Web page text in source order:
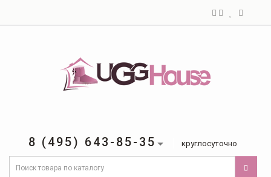
8 (495) 643-85-35 круглосуточно